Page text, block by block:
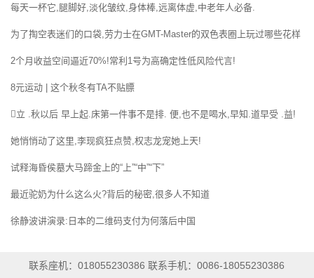
每天一杯它,腿脚好,淡化皱纹,身体棒,远离体虚,中老年人必备.
为了掏空表迷们的口袋,劳力士在GMT-Master的双色表圈上玩过哪些花样
2个月收益空间逼近70%!常利1号为高确定性低风险代言!
8元运动 | 这个秋冬有TA不贴膘
立 .秋以后 早上起.床第一件事不是排. 便,也不是喝水,早知.道早受 .益!
她悄悄动了这里,李现疯狂点赞,权志龙宠她上天!
试释海昏侯墓大马蹄金上的“上”“中”“下”
最近驼奶为什么这么火?背后的秘密,很多人不知道
徐静波讲演录:日本的二维码支付为何落后中国
联系座机：018055230386 联系手机：0086-18055230386